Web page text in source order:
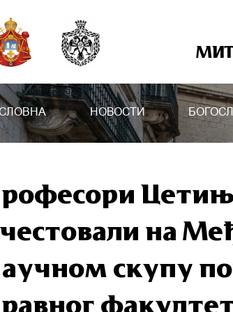
НОВОСТИ
на
скупу